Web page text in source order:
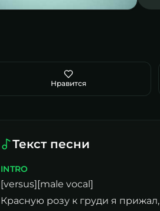
Нравится
Текст песни
INTRO
[versus][male vocal]
Красную розу к груди я прижал,